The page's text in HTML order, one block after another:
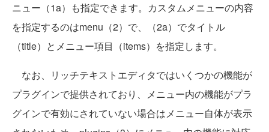
ニュー（1a）も指定できます。カスタムメニューの内容
を指定するのはmenu（2）で、（2a）でタイトル
（title）とメニュー項目（items）を指定します。
なお、リッチテキストエディタではいくつかの機能が
プラグインで提供されており、メニュー内の機能がプラ
グインで有効にされていない場合はメニュー自体が表示